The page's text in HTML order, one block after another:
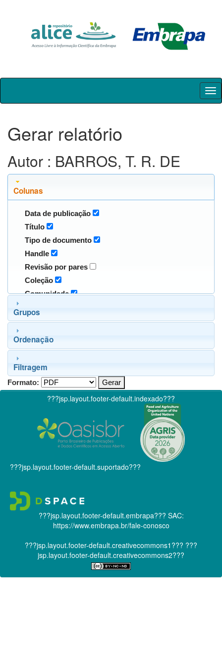
Skip
Gerar relatório
Autor : BARROS, T. R. DE
Colunas
Data de publicação
Título
Tipo de documento
Handle
Revisão por pares
Coleção
Comunidade
Grupos
Ordenação
Filtragem
Formato:
???jsp.layout.footer-default.indexado???
???jsp.layout.footer-default.suportado???
???jsp.layout.footer-default.embrapa??? SAC:
https://www.embrapa.br/fale-conosco
???jsp.layout.footer-default.creativecommons1??? ???
jsp.layout.footer-default.creativecommons2???